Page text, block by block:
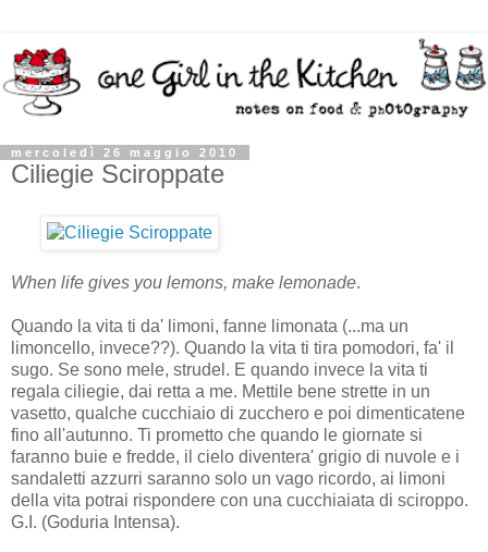
mercoledì 26 maggio 2010
Ciliegie Sciroppate
When life gives you lemons, make lemonade.
Quando la vita ti da' limoni, fanne limonata (...ma un
limoncello, invece??). Quando la vita ti tira pomodori, fa' il
sugo. Se sono mele, strudel. E quando invece la vita ti
regala ciliegie, dai retta a me. Mettile bene strette in un
vasetto, qualche cucchiaio di zucchero e poi dimenticatene
fino all'autunno. Ti prometto che quando le giornate si
faranno buie e fredde, il cielo diventera' grigio di nuvole e i
sandaletti azzurri saranno solo un vago ricordo, ai limoni
della vita potrai rispondere con una cucchiaiata di sciroppo.
G.I. (Goduria Intensa).